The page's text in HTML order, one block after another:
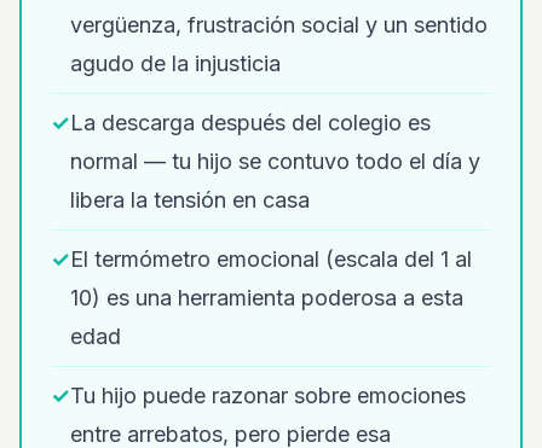
vergüenza, frustración social y un sentido
agudo de la injusticia
✓La descarga después del colegio es
normal — tu hijo se contuvo todo el día y
libera la tensión en casa
✓El termómetro emocional (escala del 1 al
10) es una herramienta poderosa a esta
edad
✓Tu hijo puede razonar sobre emociones
entre arrebatos, pero pierde esa